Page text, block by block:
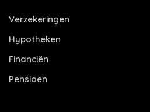
Verzekeringen
Hypotheken
Financiën
Pensioen